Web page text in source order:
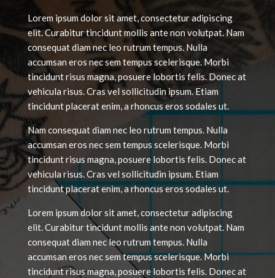
Lorem ipsum dolor sit amet, consectetur adipiscing
elit. Curabitur tincidunt mollis ante non volutpat. Nam
consequat diam nec leo rutrum tempus. Nulla
accumsan eros nec sem tempus scelerisque. Morbi
tincidunt risus magna, posuere lobortis felis. Donec at
vehicula risus. Cras vel sollicitudin ipsum. Etiam
tincidunt placerat enim, a rhoncus eros sodales ut.
Nam consequat diam nec leo rutrum tempus. Nulla
accumsan eros nec sem tempus scelerisque. Morbi
tincidunt risus magna, posuere lobortis felis. Donec at
vehicula risus. Cras vel sollicitudin ipsum. Etiam
tincidunt placerat enim, a rhoncus eros sodales ut.
Lorem ipsum dolor sit amet, consectetur adipiscing
elit. Curabitur tincidunt mollis ante non volutpat. Nam
consequat diam nec leo rutrum tempus. Nulla
accumsan eros nec sem tempus scelerisque. Morbi
tincidunt risus magna, posuere lobortis felis. Donec at